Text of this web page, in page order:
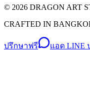
© 2026 DRAGON ART
CRAFTED IN
ปรึกษาฟรี แอด LINE